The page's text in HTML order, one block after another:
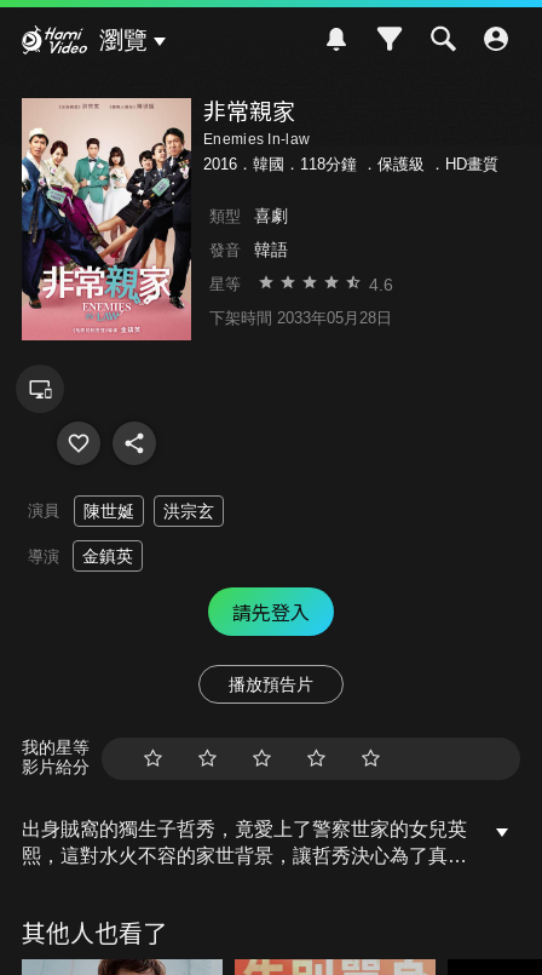
瀏覽
非常親家
Enemies In-law
2016．韓國．118分鐘 ． 保護級 ．HD畫質
類型 喜劇
發音 韓語
星等 4.6
下架時間 2033年05月28日
演員 陳世娫 洪宗玄
導演 金鎮英
請先登入
播放預告片
我的星等
影片給分
出身賊窩的獨生子哲秀，竟愛上了警察世家的女兒英
熙，這對水火不容的家世背景，讓哲秀決心為了真愛
考試與婚事，當神偷世家遇上正義警察，這場關於愛
情與家族名聲的成親大戰即將爆笑展開。
其他人也看了